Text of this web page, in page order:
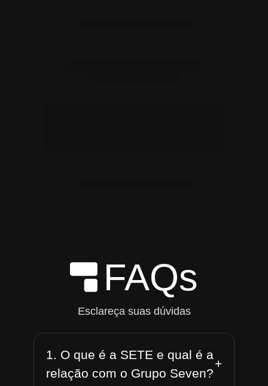
FAQs
Esclareça suas dúvidas
1. O que é a SETE e qual é a
relação com o Grupo Seven?
+